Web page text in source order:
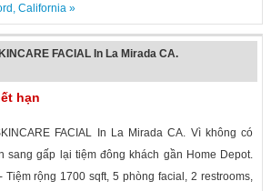
, California»
FACIAL In La Mirada CA.
hạn
FACIAL In La Mirada CA. Vì không có
sang gấp lại tiệm đông khách gần Home Depot.
Tiệm rộng 1700 sqft, 5 phòng facial, 2 restrooms,